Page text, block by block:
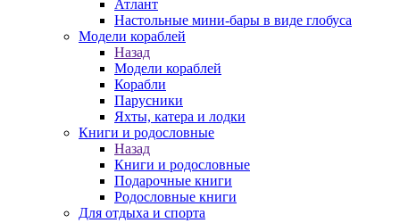
Атлант
Настольные мини-бары в виде глобуса
Модели кораблей
Назад
Модели кораблей
Корабли
Парусники
Яхты, катера и лодки
Книги и родословные
Назад
Книги и родословные
Подарочные книги
Родословные книги
Для отдыха и спорта